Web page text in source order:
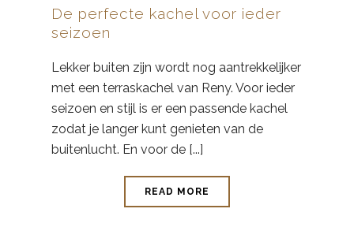
De perfecte kachel voor ieder
seizoen
Lekker buiten zijn wordt nog aantrekkelijker
met een terraskachel van Reny. Voor ieder
seizoen en stijl is er een passende kachel
zodat je langer kunt genieten van de
buitenlucht. En voor de [...]
READ MORE